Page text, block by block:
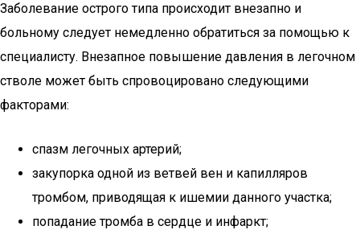
Заболевание острого типа происходит внезапно и
больному следует немедленно обратиться за помощью к
специалисту. Внезапное повышение давления в легочном
стволе может быть спровоцировано следующими
факторами:
спазм легочных артерий;
закупорка одной из ветвей вен и капилляров
тромбом, приводящая к ишемии данного участка;
попадание тромба в сердце и инфаркт;